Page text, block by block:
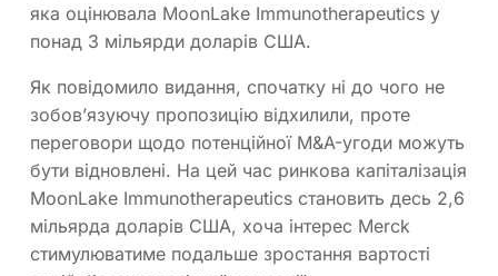
яка оцінювала MoonLake Immunotherapeutics у
понад 3 мільярди доларів США.
Як повідомило видання, спочатку ні до чого не
зобов’язуючу пропозицію відхилили, проте
переговори щодо потенційної M&A-угоди можуть
бути відновлені. На цей час ринкова капіталізація
MoonLake Immunotherapeutics становить десь 2,6
мільярда доларів США, хоча інтерес Merck
стимулюватиме подальше зростання вартості